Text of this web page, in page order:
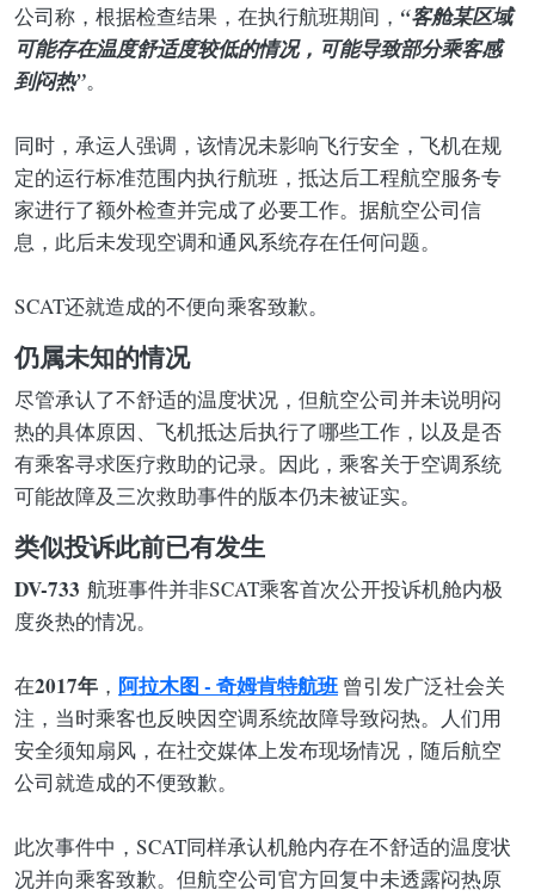
公司称，根据检查结果，在执行航班期间， “客舱某区域
可能存在温度舒适度较低的情况，可能导致部分乘客感
到闷热”。
同时，承运人强调，该情况未影响飞行安全，飞机在规
定的运行标准范围内执行航班，抵达后工程航空服务专
家进行了额外检查并完成了必要工作。据航空公司信
息，此后未发现空调和通风系统存在任何问题。
SCAT还就造成的不便向乘客致歉。
仍属未知的情况
尽管承认了不舒适的温度状况，但航空公司并未说明闷
热的具体原因、飞机抵达后执行了哪些工作，以及是否
有乘客寻求医疗救助的记录。因此，乘客关于空调系统
可能故障及三次救助事件的版本仍未被证实。
类似投诉此前已有发生
DV-733 航班事件并非SCAT乘客首次公开投诉机舱内极
度炎热的情况。
在2017年 ， 阿拉木图 - 奇姆肯特航班曾引发广泛社会关
注，当时乘客也反映因空调系统故障导致闷热。人们用
安全须知扇风，在社交媒体上发布现场情况，随后航空
公司就造成的不便致歉。
此次事件中，SCAT同样承认机舱内存在不舒适的温度状
况并向乘客致歉。但航空公司官方回复中未透露闷热原